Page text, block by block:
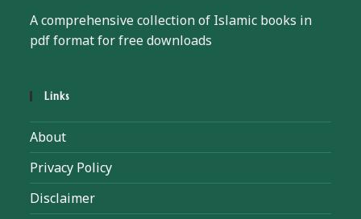
A comprehensive collection of Islamic books in
pdf format for free downloads
Links
About
Privacy Policy
Disclaimer